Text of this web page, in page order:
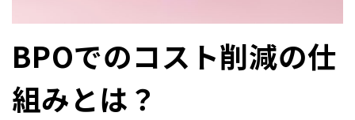
BPOでのコスト削減の仕
組みとは？